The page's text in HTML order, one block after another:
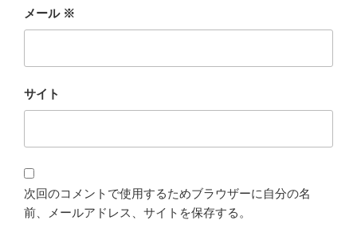
メール ※
サイト
次回のコメントで使用するためブラウザーに自分の名
前、メールアドレス、サイトを保存する。